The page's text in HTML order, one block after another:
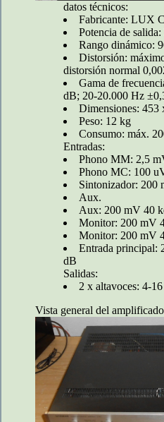
datos técnicos:
Fabricante: LUX
Potencia de
Rango dinámico:
Distorsión:
distorsión normal
Gama de
dB; 20-20.000 Hz
Dimensiones: 453
Peso: 12 kg
Consumo: máx.
Entradas:
Phono MM: 2,5
Phono MC: 100
Sintonizador: 200
Aux.
Aux: 200 mV 40
Monitor: 200 mV
Monitor: 200 mV
Entrada principal:
dB
Salidas:
2 x altavoces: 4-
Vista general del